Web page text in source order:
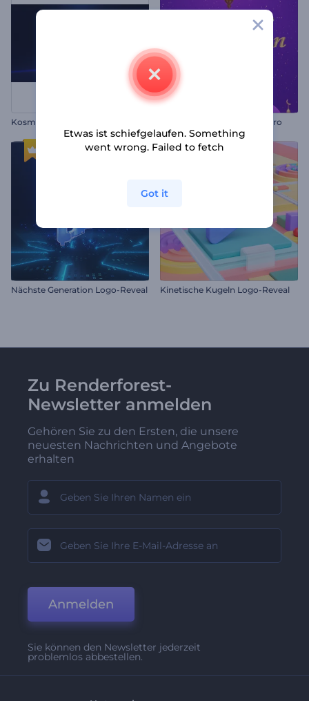
Kosmische Eruption Logo Dynamisches Ramadan Intro
Nächste Generation Logo-Reveal Kinetische Kugeln Logo-Reveal
Zu Renderforest-
Newsletter anmelden
Gehören Sie zu den Ersten, die unsere
neuesten Nachrichten und Angebote
erhalten
Anmelden
Sie können den Newsletter jederzeit
problemlos abbestellen.
Etwas ist schiefgelaufen. Something
went wrong. Failed to fetch
Got it